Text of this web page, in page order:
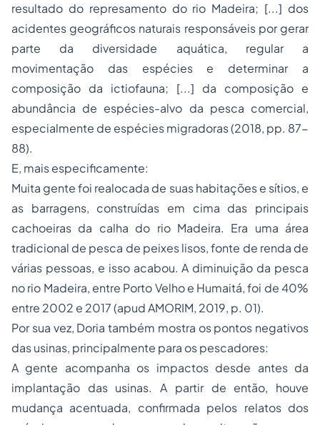
resultado do represamento do rio Madeira; [...] dos
acidentes geográficos naturais responsáveis por gerar
parte da diversidade aquática, regular a
movimentação das espécies e determinar a
composição da ictiofauna; [...] da composição e
abundância de espécies-alvo da pesca comercial,
especialmente de espécies migradoras (2018, pp. 87-
88).
E, mais especificamente:
Muita gente foi realocada de suas habitações e sítios, e
as barragens, construídas em cima das principais
cachoeiras da calha do rio Madeira. Era uma área
tradicional de pesca de peixes lisos, fonte de renda de
várias pessoas, e isso acabou. A diminuição da pesca
no rio Madeira, entre Porto Velho e Humaitá, foi de 40%
entre 2002 e 2017 (apud AMORIM, 2019, p. 01).
Por sua vez, Doria também mostra os pontos negativos
das usinas, principalmente para os pescadores:
A gente acompanha os impactos desde antes da
implantação das usinas. A partir de então, houve
mudança acentuada, confirmada pelos relatos dos